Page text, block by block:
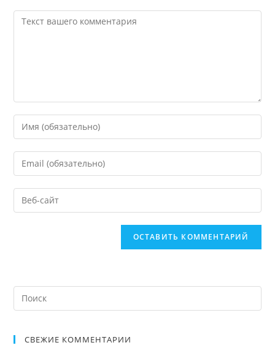
СВЕЖИЕ КОММЕНТАРИИ